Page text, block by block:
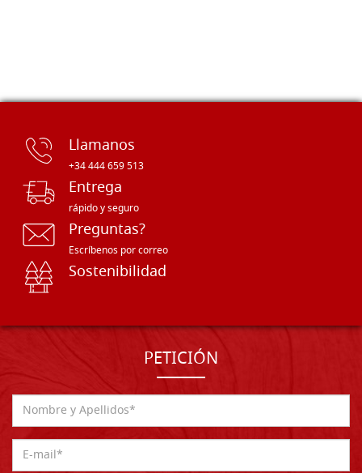
Llamanos
+34 444 659 513
Entrega
rápido y seguro
Preguntas?
Escríbenos por correo
Sostenibilidad
PETICIÓN